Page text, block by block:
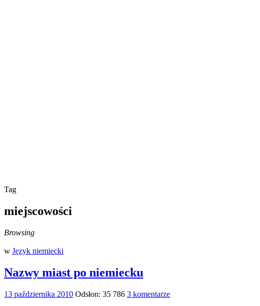
Tag
miejscowości
Browsing
w Język niemiecki
Nazwy miast po niemiecku
13 października 2010 Odsłon: 35 786 3 komentarze